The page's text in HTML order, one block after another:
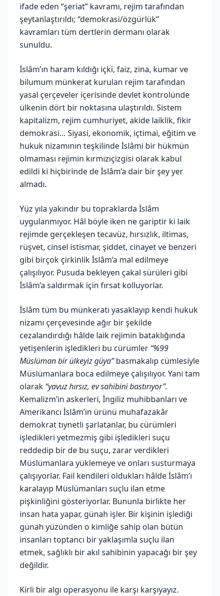
ifade eden “şeriat” kavramı, rejim tarafından
şeytanlaştırıldı; “demokrasi/özgürlük”
kavramları tüm dertlerin dermanı olarak
sunuldu.
İslâm’ın haram kıldığı içki, faiz, zina, kumar ve
bilumum münkerat kurulan rejim tarafından
yasal çerçeveler içerisinde devlet kontrolünde
ülkenin dört bir noktasına ulaştırıldı. Sistem
kapitalizm, rejim cumhuriyet, akide laiklik, fikir
demokrasi… Siyasi, ekonomik, içtimai, eğitim ve
hukuk nizamının teşkilinde İslâmi bir hükmün
olmaması rejimin kırmızıçizgisi olarak kabul
edildi ki hiçbirinde de İslâm’a dair bir şey yer
almadı.
Yüz yıla yakındır bu topraklarda İslâm
uygulanmıyor. Hâl böyle iken ne gariptir ki laik
rejimde gerçekleşen tecavüz, hırsızlık, iltimas,
rüşvet, cinsel istismar, şiddet, cinayet ve benzeri
gibi birçok çirkinlik İslâm’a mal edilmeye
çalışılıyor. Pusuda bekleyen çakal sürüleri gibi
İslâm’a saldırmak için fırsat kolluyorlar.
İslâm tüm bu münkeratı yasaklayıp kendi hukuk
nizamı çerçevesinde ağır bir şekilde
cezalandırdığı hâlde laik rejimin bataklığında
yetişenlerin işledikleri bu cürümler “%99
Müslüman bir ülkeyiz güya”basmakalıp cümlesiyle
Müslümanlara boca edilmeye çalışılıyor. Yani tam
olarak “yavuz hırsız, ev sahibini bastırıyor”.
Kemalizm’in askerleri, İngiliz muhibbanları ve
Amerikancı İslâm’ın ürünü muhafazakâr
demokrat tıynetli şarlatanlar, bu cürümleri
işledikleri yetmezmiş gibi işledikleri suçu
reddedip bir de bu suçu, zarar verdikleri
Müslümanlara yüklemeye ve onları susturmaya
çalışıyorlar. Fail kendileri oldukları hâlde İslâm’ı
karalayıp Müslümanları suçlu ilan etme
pişkinliğini gösteriyorlar. Bununla birlikte her
insan hata yapar, günah işler. Bir kişinin işlediği
günah yüzünden o kimliğe sahip olan bütün
insanları toptancı bir yaklaşımla suçlu ilan
etmek, sağlıklı bir akıl sahibinin yapacağı bir şey
değildir.
Kirli bir algı operasyonu ile karşı karşıyayız.